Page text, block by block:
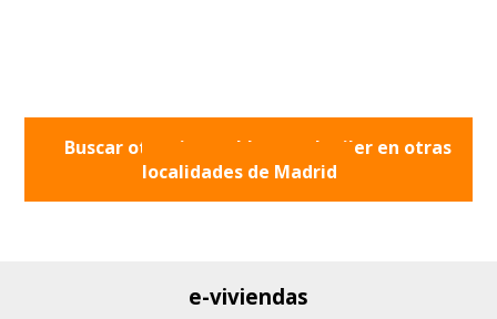
Buscar otros inmuebles en alquiler en otras
localidades de Madrid
e-viviendas